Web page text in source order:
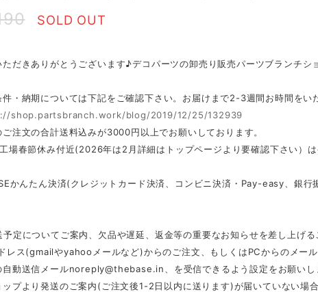
SOLD OUT
ただきありがとうございます♪デコパーツの卸売り販売パーツブランチシ
件・納期については下記をご確認下さい。お届けまで2-3週間お時間をい
shop.partsbranch.work/blog/2019/12/25/132939
ご注文の合計送料込みが3000円以上でお願いしております。
場春節休み付近(2026年は2月詳細はトップページより要確認下さい）
かんたん決済(クレジットカード決済、コンビニ決済・Pay-easy、銀行
定についてご案内、欠品や遅延、返金等の重要なお知らせを差し上げ
レス(gmailやyahooメールなど)からのご注文、もしくはPCからのメール
自動送信メールnoreply@thebase.in
、を受信できるよう設定をお願いし
ップより発送のご案内(ご注文後1-2日以内に送ります)が届いていない場